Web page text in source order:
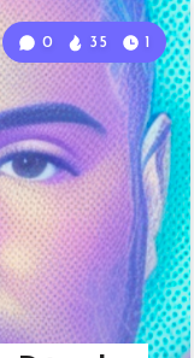
0 35 1